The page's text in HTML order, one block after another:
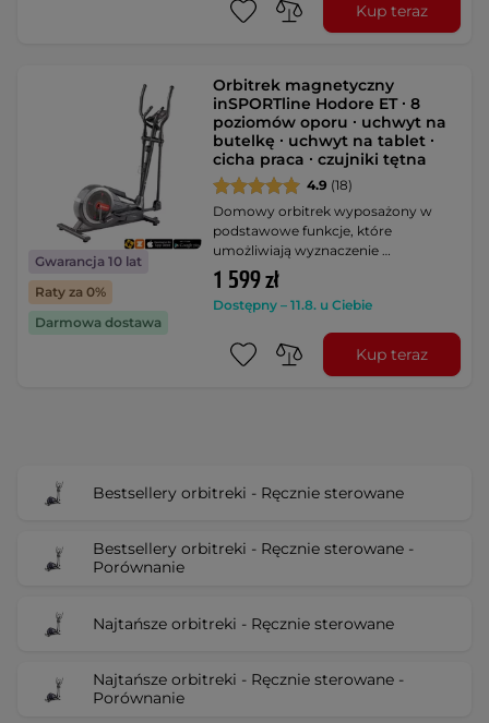
Kup teraz
Gwarancja 10 lat
Raty za 0%
Darmowa dostawa
Orbitrek magnetyczny
inSPORTline Hodore ET ∙ 8
poziomów oporu ∙ uchwyt na
butelkę ∙ uchwyt na tablet ∙
cicha praca ∙ czujniki tętna
4.9 (18)
Domowy orbitrek wyposażony w
podstawowe funkcje, które
umożliwiają wyznaczenie …
1 599 zł
Dostępny – 11.8. u Ciebie
Kup teraz
Bestsellery orbitreki - Ręcznie sterowane
Bestsellery orbitreki - Ręcznie sterowane -
Porównanie
Najtańsze orbitreki - Ręcznie sterowane
Najtańsze orbitreki - Ręcznie sterowane -
Porównanie